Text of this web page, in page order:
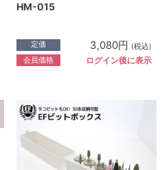
HM-015
定価 3,080円 (税込)
会員価格 ログイン後に表示